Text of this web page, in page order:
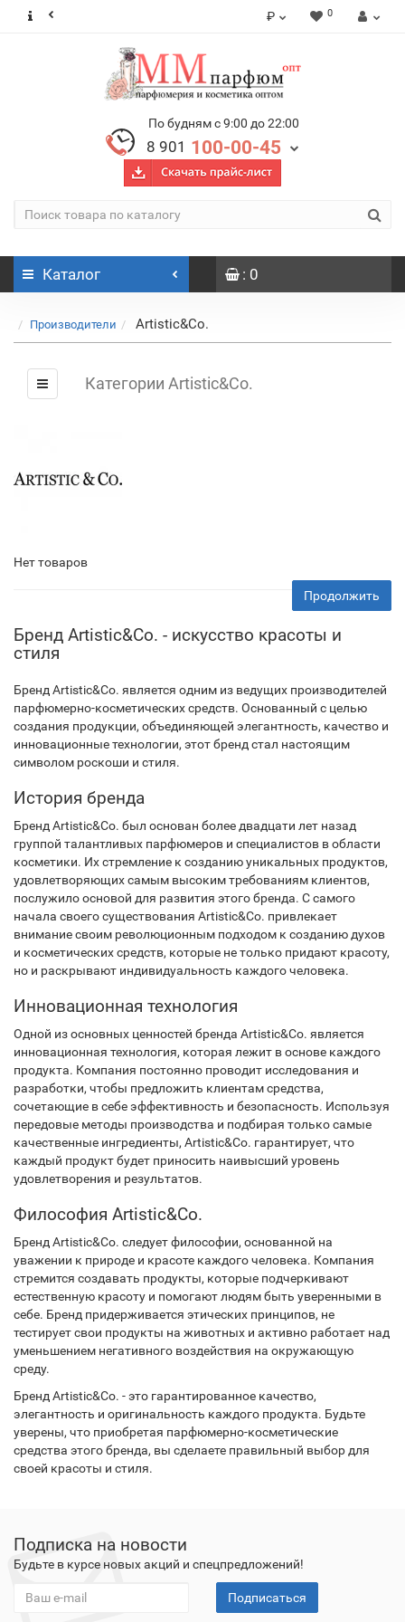
₽ 0
По будням с 9:00 до 22:00
8 901 100-00-45
Каталог : 0
Производители Artistic&Co.
Категории Artistic&Co.
Нет товаров
Продолжить
Бренд Artistic&Co. - искусство красоты и
стиля
Бренд Artistic&Co. является одним из ведущих производителей
парфюмерно-косметических средств. Основанный с целью
создания продукции, объединяющей элегантность, качество и
инновационные технологии, этот бренд стал настоящим
символом роскоши и стиля.
История бренда
Бренд Artistic&Co. был основан более двадцати лет назад
группой талантливых парфюмеров и специалистов в области
косметики. Их стремление к созданию уникальных продуктов,
удовлетворяющих самым высоким требованиям клиентов,
послужило основой для развития этого бренда. С самого
начала своего существования Artistic&Co. привлекает
внимание своим революционным подходом к созданию духов
и косметических средств, которые не только придают красоту,
но и раскрывают индивидуальность каждого человека.
Инновационная технология
Одной из основных ценностей бренда Artistic&Co. является
инновационная технология, которая лежит в основе каждого
продукта. Компания постоянно проводит исследования и
разработки, чтобы предложить клиентам средства,
сочетающие в себе эффективность и безопасность. Используя
передовые методы производства и подбирая только самые
качественные ингредиенты, Artistic&Co. гарантирует, что
каждый продукт будет приносить наивысший уровень
удовлетворения и результатов.
Философия Artistic&Co.
Бренд Artistic&Co. следует философии, основанной на
уважении к природе и красоте каждого человека. Компания
стремится создавать продукты, которые подчеркивают
естественную красоту и помогают людям быть уверенными в
себе. Бренд придерживается этических принципов, не
тестирует свои продукты на животных и активно работает над
уменьшением негативного воздействия на окружающую
среду.
Бренд Artistic&Co. - это гарантированное качество,
элегантность и оригинальность каждого продукта. Будьте
уверены, что приобретая парфюмерно-косметические
средства этого бренда, вы сделаете правильный выбор для
своей красоты и стиля.
Подписка на новости
Будьте в курсе новых акций и спецпредложений!
Подписаться